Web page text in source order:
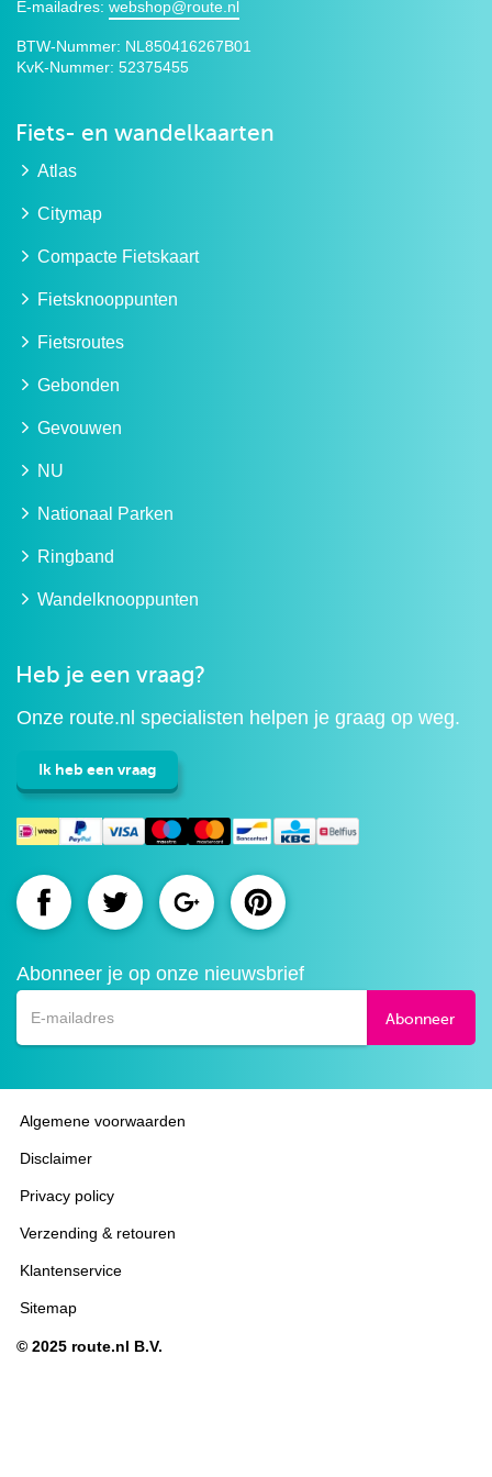
E-mailadres: webshop@route.nl
BTW-Nummer: NL850416267B01
KvK-Nummer: 52375455
Fiets- en wandelkaarten
Atlas
Citymap
Compacte Fietskaart
Fietsknooppunten
Fietsroutes
Gebonden
Gevouwen
NU
Nationaal Parken
Ringband
Wandelknooppunten
Heb je een vraag?
Onze route.nl specialisten helpen je graag op weg.
Ik heb een vraag
Route.nl
Facebook
Route.nlRoute.nlRoute.nl
Abonneer je op onze nieuwsbrief
Abonneer
Algemene voorwaarden
Disclaimer
Privacy policy
Verzending & retouren
Klantenservice
Sitemap
© 2025 route.nl B.V.